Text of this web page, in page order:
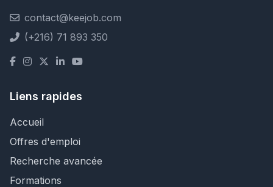
contact@keejob.com
(+216) 71 893 350
Liens rapides
Accueil
Offres d'emploi
Recherche avancée
Formations